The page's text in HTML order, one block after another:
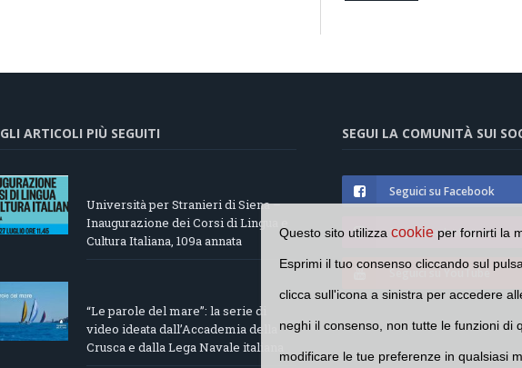
GLI ARTICOLI PIÙ SEGUITI
Università per Stranieri di Siena –
Inaugurazione dei Corsi di Lingua e
Cultura Italiana, 109a annata
“Le parole del mare”: la serie di
video ideata dall’Accademia della
Crusca e dalla Lega Navale italiana
SEGUI LA COMUNITÀ SUI
Seguici su Facebook
Seguici su Instagram
Seguici su YouTube
Questo sito utilizzacookie per fornirti la
Esprimi il tuo consenso cliccando sul
clicca sull'icona a sinistra per accedere
neghi il consenso, non tutte le funzioni di
modificare le tue preferenze in qualsiasi